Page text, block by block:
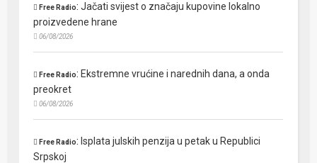
Free Radio:Jačati svijest o značaju kupovine lokalno
proizvedene hrane
06/08/2026
Free Radio: Ekstremne vrućine i narednih dana, a onda
preokret
06/08/2026
Free Radio: Isplata julskih penzija u petak u Republici
Srpskoj